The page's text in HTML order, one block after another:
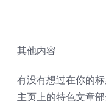
其他内容
有没有想过在你的
主页上的特色文章